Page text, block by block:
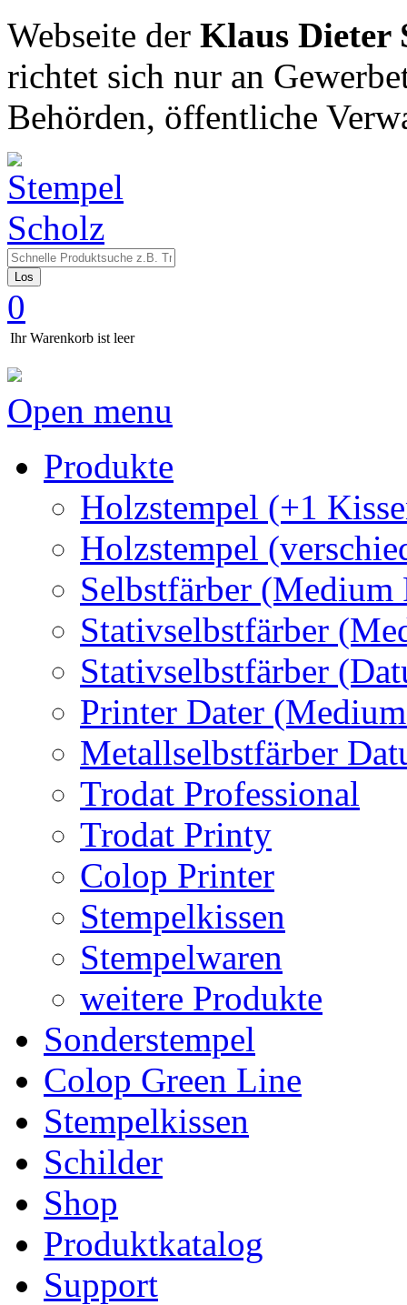
Webseite der Klaus Dieter
richtet sich nur an
Behörden, öffentliche
Los
0
Ihr Warenkorb ist leer
Open menu
Produkte
Holzstempel (+1
Holzstempel
Selbstfärber (Medium
Stativselbstfärber
Stativselbstfärber
Printer Dater
Metallselbstfärber
Trodat Professional
Trodat Printy
Colop Printer
Stempelkissen
Stempelwaren
weitere Produkte
Sonderstempel
Colop Green Line
Stempelkissen
Schilder
Shop
Produktkatalog
Support